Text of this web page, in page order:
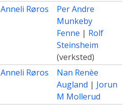
Anneli Røros
Per Andre
Munkeby
Fenne | Rolf
Steinsheim
(verksted)
Anneli Røros
Nan Renèe
Augland | Jorun
M Mollerud